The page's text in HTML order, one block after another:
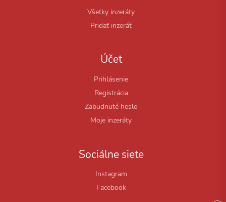
Všetky inzeráty
Pridať inzerát
Účet
Prihlásenie
Registrácia
Zabudnuté heslo
Moje inzeráty
Sociálne siete
Instagram
Facebook